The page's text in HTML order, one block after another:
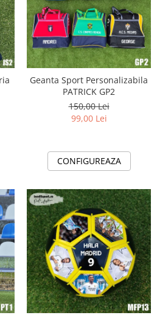
Geanta Sport Personalizabila
PATRICK GP2
150,00 Lei
99,00 Lei
CONFIGUREAZA